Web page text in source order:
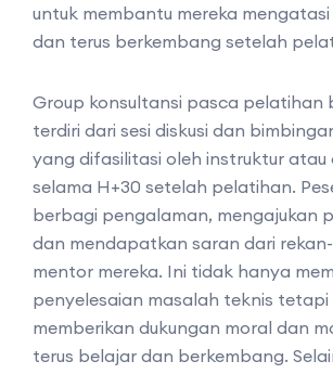
untuk membantu mereka
dan terus berkembang setelah
Group konsultansi pasca pelatihan
terdiri dari sesi diskusi dan
yang difasilitasi oleh instruktur atau
selama H+30 setelah pelatihan.
berbagi pengalaman, mengajukan
dan mendapatkan saran dari
mentor mereka. Ini tidak hanya
penyelesaian masalah teknis tetapi
memberikan dukungan moral dan
terus belajar dan berkembang.